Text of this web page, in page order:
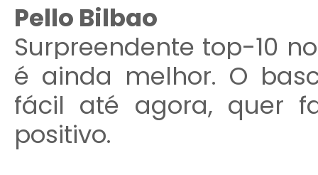
Pello Bilbao
Surpreendente top-10
é ainda melhor. O
fácil até agora, quer
positivo.